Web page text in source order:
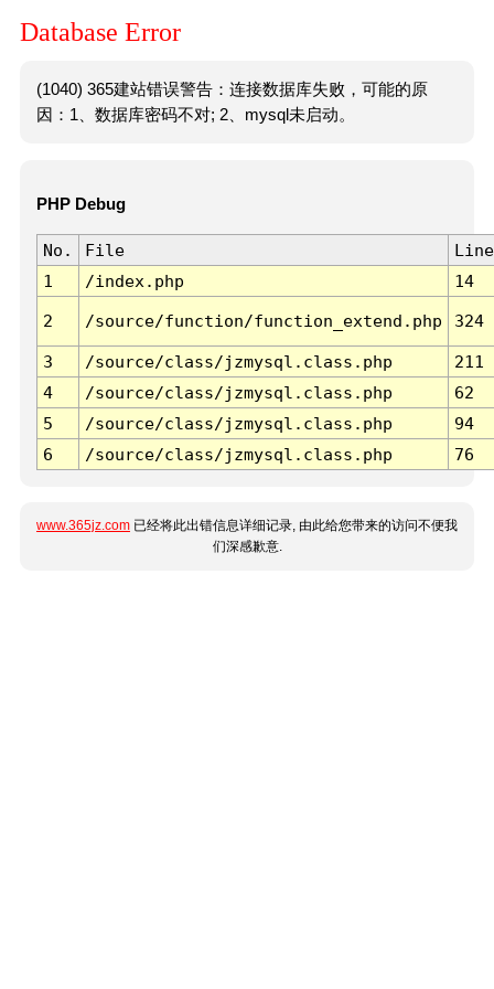
Database Error
(1040) 365建站错误警告：连接数据库失败，可能的原
因：1、数据库密码不对; 2、mysql未启动。
PHP Debug
No. File
Line
1
/index.php 14
2 /source/function/function_extend.php 324
3 /source/class/jzmysql.class.php
211
4
/source/class/jzmysql.class.php
62
5
/source/class/jzmysql.class.php
94
6
/source/class/jzmysql.class.php 76
www.365jz.com 已经将此出错信息详细记录, 由此给您带来的访问不便我
们深感歉意.